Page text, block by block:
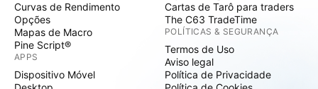
Curvas de Rendimento
Opções
Mapas de Macro
Pine Script®
APPS
Dispositivo Móvel
Cartas de Tarô para traders
The C63 TradeTime
POLÍTICAS & SEGURANÇA
Termos de Uso
Aviso legal
Política de Privacidade